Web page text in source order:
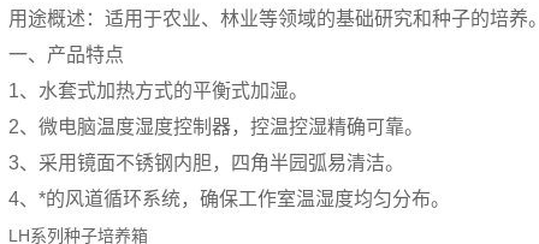
用途概述：适用于农业、林业等领域的基础研究和种子的培养。
一、产品特点
1、水套式加热方式的平衡式加湿。
2、微电脑温度湿度控制器，控温控湿精确可靠。
3、采用镜面不锈钢内胆，四角半园弧易清洁。
4、*的风道循环系统，确保工作室温湿度均匀分布。
LH系列种子培养箱